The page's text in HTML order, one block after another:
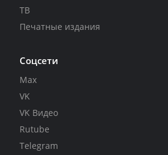
ТВ
Печатные издания
Соцсети
Max
VK
VK Видео
Rutube
Telegram